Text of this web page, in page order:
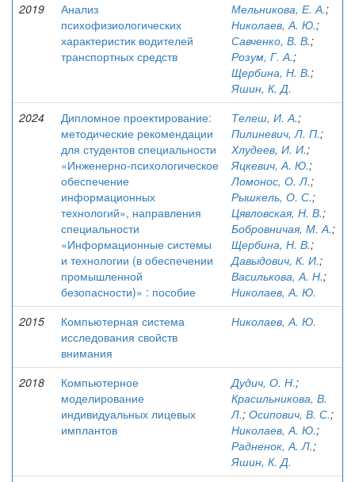
2019
Анализ
психофизиологических
характеристик водителей
транспортных средств
Мельникова, Е. А.;
Николаев, А. Ю.;
Савченко, В. В.;
Розум, Г. А.;
Щербина, Н. В.;
Яшин, К. Д.
2024
Дипломное проектирование:
методические рекомендации
для студентов специальности
«Инженерно-психологическое
обеспечение
информационных
технологий», направления
специальности
«Информационные системы
и технологии (в обеспечении
промышленной
безопасности)» : пособие
Телеш, И. А.;
Пилиневич, Л. П.;
Хлудеев, И. И.;
Яцкевич, А. Ю.;
Ломонос, О. Л.;
Рышкель, О. С.;
Цявловская, Н. В.;
Бобровничая, М. А.;
Щербина, Н. В.;
Давыдович, К. И.;
Василькова, А. Н.;
Николаев, А. Ю.
2015
Компьютерная система
исследования свойств
внимания
Николаев, А. Ю.
2018
Компьютерное
моделирование
индивидуальных лицевых
имплантов
Дудич, О. Н.;
Красильникова, В.
Л.; Осипович, В. С.;
Николаев, А. Ю.;
Радненок, А. Л.;
Яшин, К. Д.